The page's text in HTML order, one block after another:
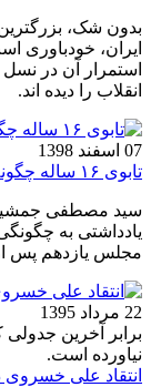
بدون شک،
ایران، خودباوری
استمرار آن در
انقلاب را دیده اند.
07 اسفند 1398
تابوی ۱۶ ساله چگونه شکست؟
سید مصطفی
یادداشتی به
مجلس یازدهم پس از 16 سال در اردبیل پرداخته
22 مرداد 1395
برابر آخرین
نیاورده است.
انتقاد علی خسروی